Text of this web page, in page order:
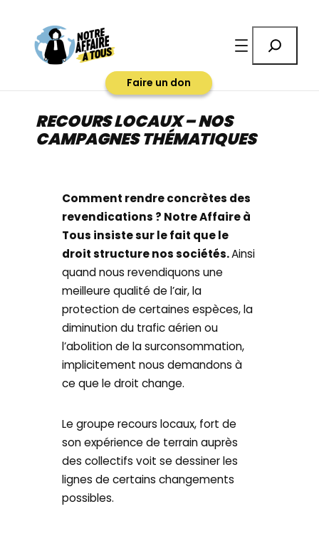
contenu
Faire un don
RECOURS LOCAUX – NOS
CAMPAGNES THÉMATIQUES
Comment rendre concrètes des
revendications ? Notre Affaire à
Tous insiste sur le fait que le
droit structure nos sociétés.Ainsi
quand nous revendiquons une
meilleure qualité de l’air, la
protection de certaines espèces, la
diminution du trafic aérien ou
l’abolition de la surconsommation,
implicitement nous demandons à
ce que le droit change.
Le groupe recours locaux, fort de
son expérience de terrain auprès
des collectifs voit se dessiner les
lignes de certains changements
possibles.